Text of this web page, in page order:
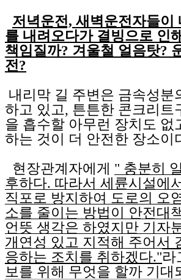
저녁운전, 새벽운전자들이
를 내려오다가 결빙으로 인
책임질까? 겨울철 얼음탓?
전?
내리막 길 주변은 금속성
하고 있고, 튼튼한 콘크리
을 흡수할 아무런 장치도
하는 것이 더 안전한 장소이
현장관계자에게 " 충분히
후하다. 따라서 세륜시설에
직포로 방지하여 도로의 오
소를 줄이는 방법이 안전대
언뜻 생각은 하였지만 기자
개연성 있고 지적해 주어서
응하는 조치를 취하겠다."라
보를 위해 무엇을 할까 기대